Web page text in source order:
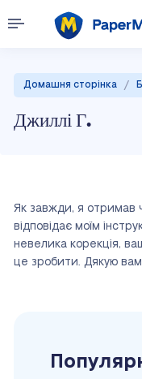
Домашня сторінка /
Джиллі Г.
Як завжди, я отримав
відповідає моїм
невелика корекція,
це зробити. Дякую вам